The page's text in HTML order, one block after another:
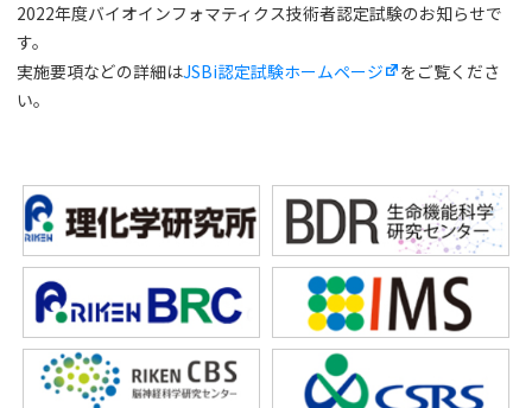
2022年度バイオインフォマティクス技術者認定試験のお知らせで
す。
実施要項などの詳細はJSBi認定試験ホームページ
をご覧くださ
い。